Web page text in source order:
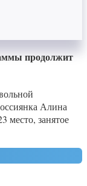
продолжит
Алина
место, занятое